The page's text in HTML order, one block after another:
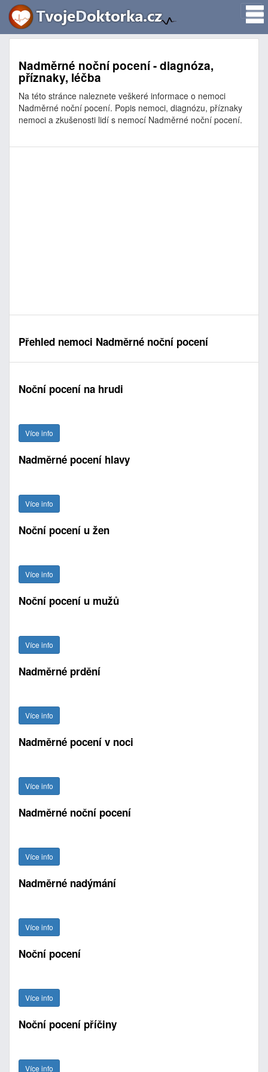
Nadměrné noční pocení - diagnóza,
příznaky, léčba
Na této stránce naleznete veškeré informace o nemoci
Nadměrné noční pocení. Popis nemoci, diagnózu, příznaky
nemoci a zkušenosti lidí s nemocí Nadměrné noční pocení.
Přehled nemoci Nadměrné noční pocení
Noční pocení na hrudi
Více info
Nadměrné pocení hlavy
Více info
Noční pocení u žen
Více info
Noční pocení u mužů
Více info
Nadměrné prdění
Více info
Nadměrné pocení v noci
Více info
Nadměrné noční pocení
Více info
Nadměrné nadýmání
Více info
Noční pocení
Více info
Noční pocení příčiny
Více info